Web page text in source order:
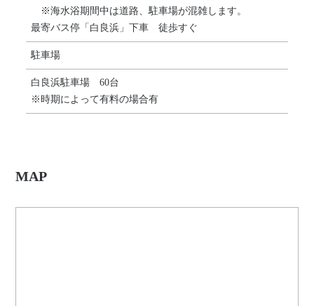
※海水浴期間中は道路、駐車場が混雑します。
最寄バス停「白良浜」下車 徒歩すぐ
駐車場
白良浜駐車場 60台
※時期によって有料の場合有
MAP